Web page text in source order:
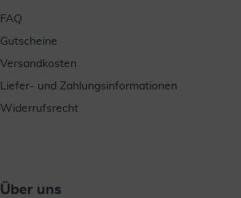
FAQ
Gutscheine
Versandkosten
Liefer- und Zahlungsinformationen
Widerrufsrecht
Über uns